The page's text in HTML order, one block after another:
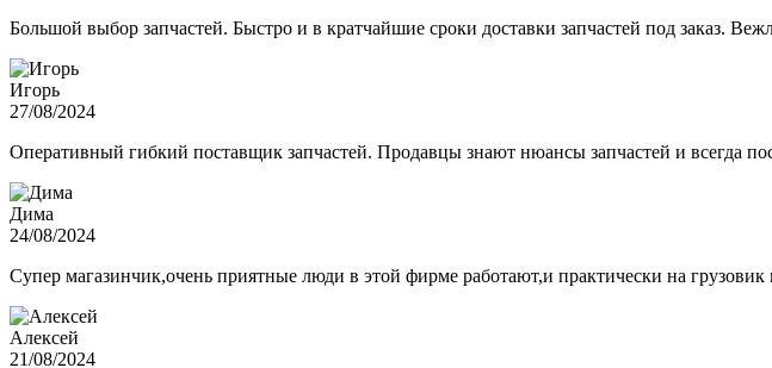
Большой выбор запчастей. Быстро и в кратчайшие сроки доставки запчастей под заказ.
Игорь
27/08/2024
Оперативный гибкий поставщик запчастей. Продавцы знают нюансы запчастей и всегда
Дима
24/08/2024
Супер магазинчик,очень приятные люди в этой фирме работают,и практически на грузовик
Алексей
21/08/2024